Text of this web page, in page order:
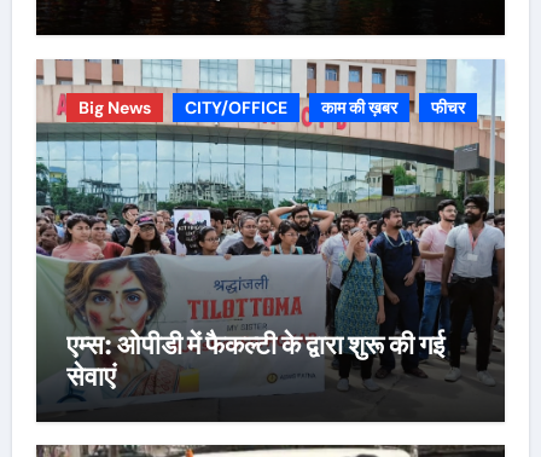
Big News CITY/OFFICE काम की ख़बर फीचर
एम्स: ओपीडी में फैकल्टी के द्वारा शुरू की गई
सेवाएं